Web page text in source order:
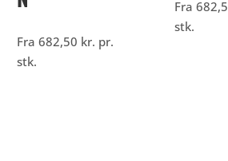
Fra 682,50 kr. pr.
stk.
Fra
stk.